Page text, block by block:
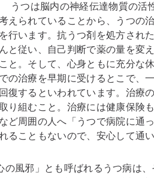
つは脳内の神経伝達物質の活
えられていることから、うつの
行います。抗うつ剤を処方され
と従い、自己判断で薬の量を変
と。そして、心身ともに充分な
の治療を早期に受けるとこで、
復するといわれています。治療
り組むこと。治療には健康保険
ど周囲の人へ「うつで病院に通
ることもないので、安心して通い
の風邪」とも呼ばれるうつ病は